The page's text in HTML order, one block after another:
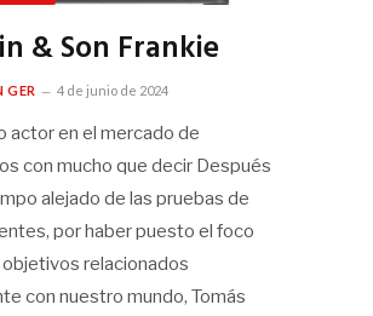
& Son Frankie
GER 4 de junio de 2024
actor en el mercado de
con mucho que decir Después
alejado de las pruebas de
por haber puesto el foco
relacionados
con nuestro mundo, Tomás